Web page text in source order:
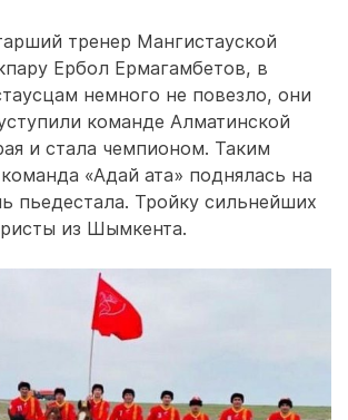
тренер Мангистауской
Ербол Ермагамбетов, в
немного не повезло, они
команде Алматинской
и стала чемпионом. Таким
«Адай ата» поднялась на
пьедестала. Тройку сильнейших
из Шымкента.